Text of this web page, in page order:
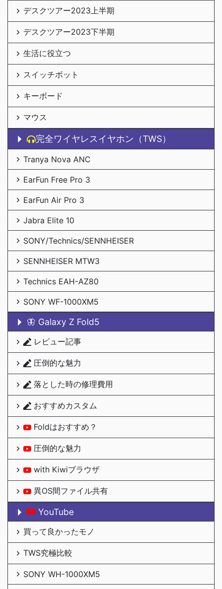
デスクツアー2023上半期
デスクツアー2023下半期
生活に役立つ
スイッチボット
キーボード
マウス
完全ワイヤレスイヤホン（TWS）
Tranya Nova ANC
EarFun Free Pro 3
EarFun Air Pro 3
Jabra Elite 10
SONY/Technics/SENNHEISER
SENNHEISER MTW3
Technics EAH-AZ80
SONY WF-1000XM5
🦋 Galaxy Z Fold5
レビュー記事
圧倒的な魅力
落とした時の修理費用
おすすめカスタム
Foldはおすすめ？
圧倒的な魅力
with Kiwiブラウザ
異OS間ファイル共有
YouTube
買って良かったモノ
TWS究極比較
SONY WH-1000XM5